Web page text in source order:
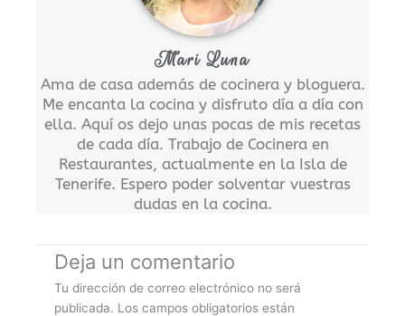
Mari Luna
Ama de casa además de cocinera y bloguera.
Me encanta la cocina y disfruto día a día con
ella. Aquí os dejo unas pocas de mis recetas
de cada día. Trabajo de Cocinera en
Restaurantes, actualmente en la Isla de
Tenerife. Espero poder solventar vuestras
dudas en la cocina.
Deja un comentario
Tu dirección de correo electrónico no será
publicada. Los campos obligatorios están